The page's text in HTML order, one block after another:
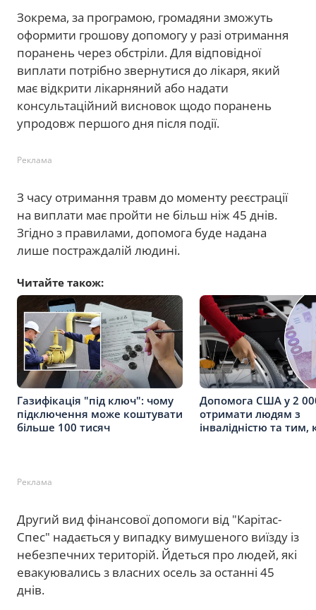
Зокрема, за програмою, громадяни зможуть
оформити грошову допомогу у разі отримання
поранень через обстріли. Для відповідної
виплати потрібно звернутися до лікаря, який
має відкрити лікарняний або надати
консультаційний висновок щодо поранень
упродовж першого дня після події.
Реклама
З часу отримання травм до моменту реєстрації
на виплати має пройти не більш ніж 45 днів.
Згідно з правилами, допомога буде надана
лише постраждалій людині.
Читайте також:
Газифікація "під ключ": чому
підключення може коштувати
більше 100 тисяч
Допомога США у 2
отримати людям з
інвалідністю та тим,
Реклама
Другий вид фінансової допомоги від "Карітас-
Спес" надається у випадку вимушеного виїзду із
небезпечних територій. Йдеться про людей, які
евакуювались з власних осель за останні 45
днів.